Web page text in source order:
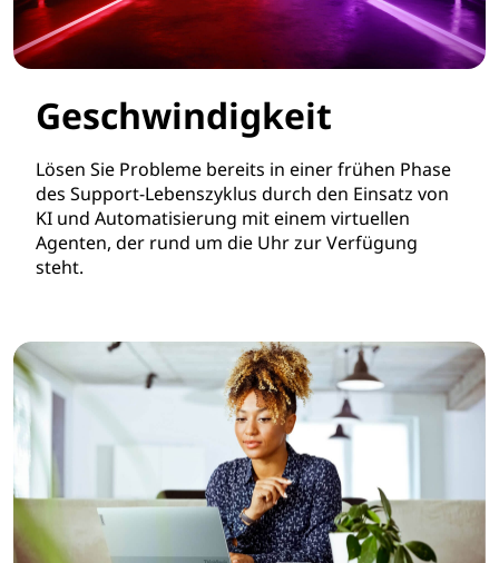
Geschwindigkeit
Lösen Sie Probleme bereits in einer frühen Phase
des Support-Lebenszyklus durch den Einsatz von
KI und Automatisierung mit einem virtuellen
Agenten, der rund um die Uhr zur Verfügung
steht.